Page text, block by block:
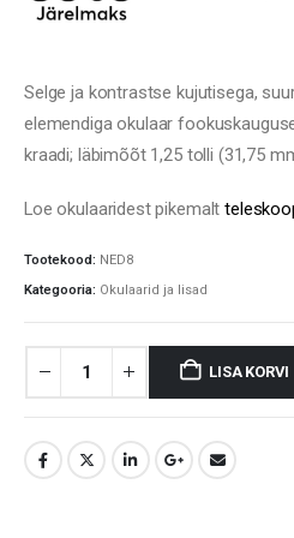
Selge ja kontrastse kujutisega,
elemendiga okulaar
kraadi; läbimõõt 1,25 tolli (31,75
Loe okulaaridest pikemalt
Tootekood: NED8
Kategooria: Okulaarid ja lisad
LISA KORVI